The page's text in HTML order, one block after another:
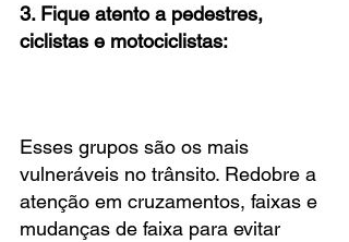
3. Fique atento a pedestres,
ciclistas e motociclistas:
Esses grupos são os mais
vulneráveis no trânsito. Redobre a
atenção em cruzamentos, faixas e
mudanças de faixa para evitar